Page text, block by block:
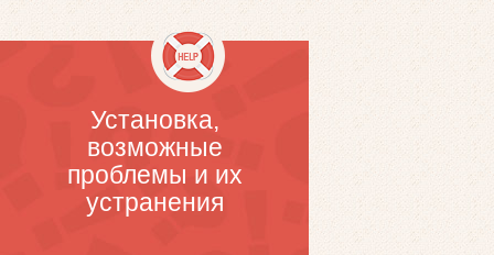
Установка,
возможные
проблемы и их
устранения